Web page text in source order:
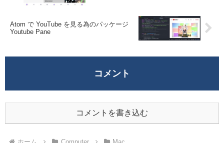
Atom で YouTube を見る為のパッケージ
Youtube Pane
コメント
コメントを書き込む